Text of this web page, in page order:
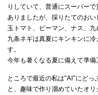
りしていて、普通にスーパー
ありましたが、採りたてのお
玉トマト、ピーマン、ナス、九
九条ネギは真夏にキンキンに
す。
今年も暑くなる夏に備えて準備
ところで最近の私は"AI"にどっ
と、趣味で作り溜めていたオ